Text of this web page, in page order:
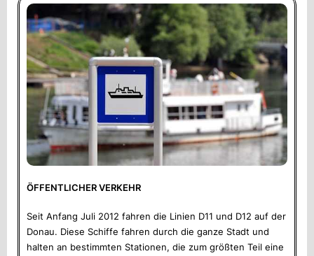
ÖFFENTLICHER VERKEHR
Seit Anfang Juli 2012 fahren die Linien D11 und D12 auf der
Donau. Diese Schiffe fahren durch die ganze Stadt und
halten an bestimmten Stationen, die zum größten Teil eine